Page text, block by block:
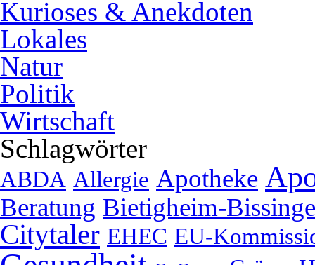
Kurioses & Anekdoten
Lokales
Natur
Politik
Wirtschaft
Schlagwörter
ABDA Allergie Apotheke
Beratung Bietigheim-
Citytaler EHEC EU-